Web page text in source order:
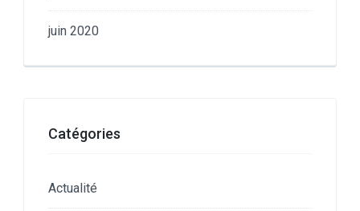
juin 2020
Catégories
Actualité